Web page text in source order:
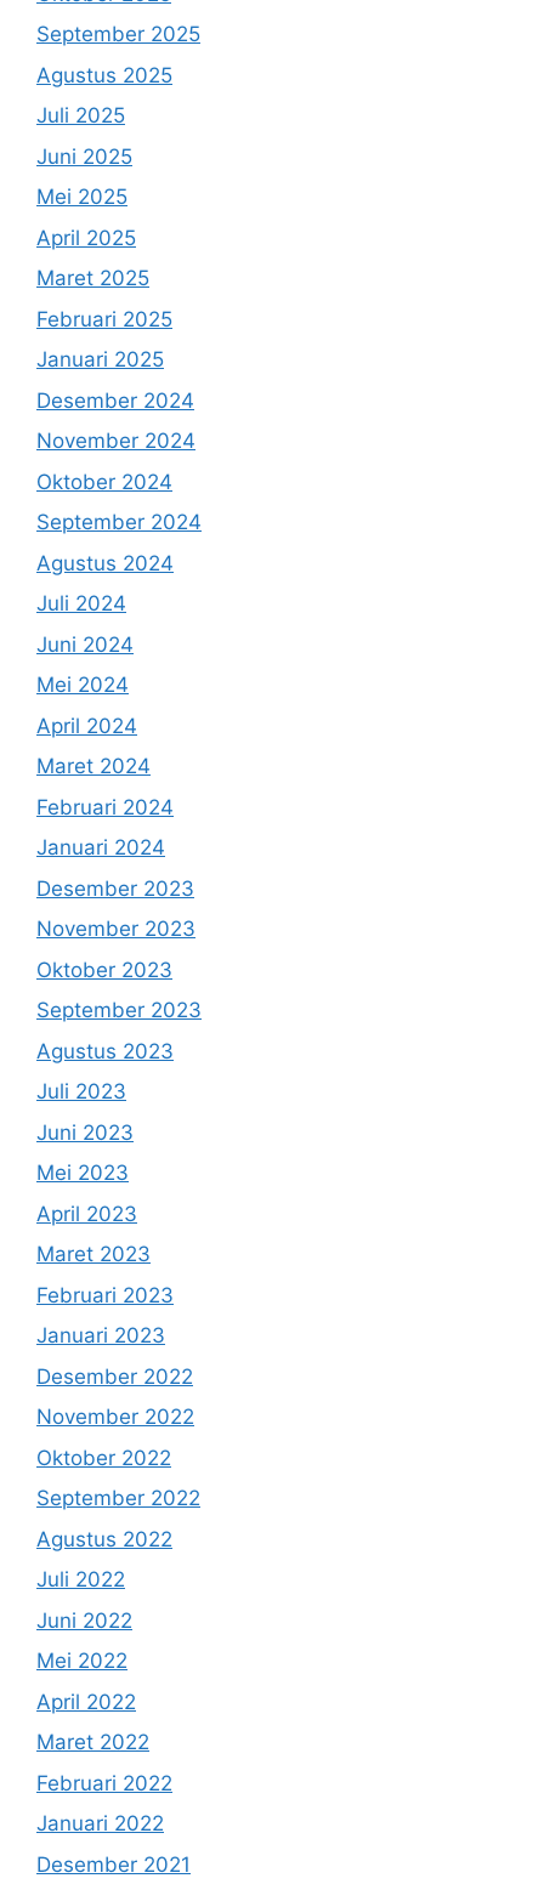
September 2025
Agustus 2025
Juli 2025
Juni 2025
Mei 2025
April 2025
Maret 2025
Februari 2025
Januari 2025
Desember 2024
November 2024
Oktober 2024
September 2024
Agustus 2024
Juli 2024
Juni 2024
Mei 2024
April 2024
Maret 2024
Februari 2024
Januari 2024
Desember 2023
November 2023
Oktober 2023
September 2023
Agustus 2023
Juli 2023
Juni 2023
Mei 2023
April 2023
Maret 2023
Februari 2023
Januari 2023
Desember 2022
November 2022
Oktober 2022
September 2022
Agustus 2022
Juli 2022
Juni 2022
Mei 2022
April 2022
Maret 2022
Februari 2022
Januari 2022
Desember 2021